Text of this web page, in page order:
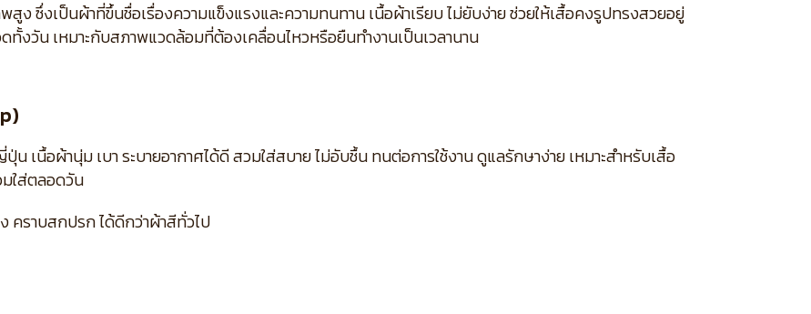
ซึ่งเป็นผ้าที่ขึ้นชื่อเรื่องความแข็งแรงและความทนทาน เนื้อผ้าเรียบ ไม่ยับง่าย ช่วยให้เสื้อคงรูปทรงสวยอยู่
ทั้งวัน เหมาะกับสภาพแวดล้อมที่ต้องเคลื่อนไหวหรือยืนทำงานเป็นเวลานาน
นื้อผ้านุ่ม เบา ระบายอากาศได้ดี สวมใส่สบาย ไม่อับชื้น ทนต่อการใช้งาน ดูแลรักษาง่าย เหมาะสำหรับเสื้อ
ใส่ตลอดวัน
คราบสกปรก ได้ดีกว่าผ้าสีทั่วไป